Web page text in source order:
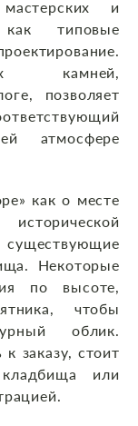
и
как типовые
камней,
позволяет
атмосфере
как о месте
Некоторые
по высоте,
чтобы
облик.
заказу, стоит
или